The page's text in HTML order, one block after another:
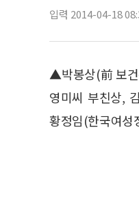
입력 2014-04-18
▲박봉상(前 보건
영미씨 부친상,
황정임(한국여성